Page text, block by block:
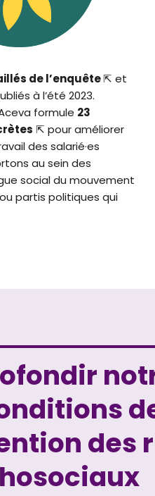
de l’enquête⇱ et
à l’été 2023.
formule 23
⇱ pour améliorer
des salarié·es
au sein des
social du mouvement
partis politiques qui
des